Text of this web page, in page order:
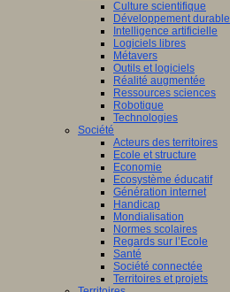
Culture scientifique
Développement durable
Intelligence artificielle
Logiciels libres
Métavers
Outils et logiciels
Réalité augmentée
Ressources sciences
Robotique
Technologies
Société
Acteurs des territoires
Ecole et structure
Economie
Ecosystème éducatif
Génération internet
Handicap
Mondialisation
Normes scolaires
Regards sur l’Ecole
Santé
Société connectée
Territoires et projets